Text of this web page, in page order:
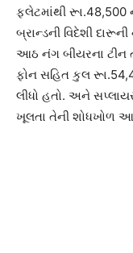
ફલેટમાંથી
બ્રાન્ડની વિદેશી
આઠ નંગ બીયરના ટીન
ફોન સહિત કુલ
લીધો હતો. અને
ખૂલતા તેની શોધખોળ